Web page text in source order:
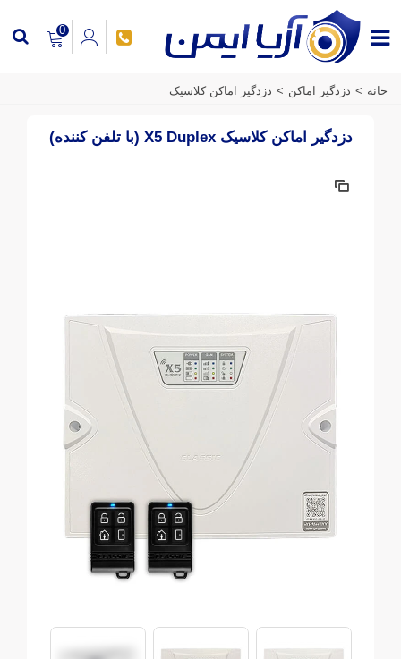
0
خانه > دزدگیر اماکن > دزدگیر اماکن کلاسیک
دزدگیر اماکن کلاسیک X5 Duplex (با تلفن کننده)